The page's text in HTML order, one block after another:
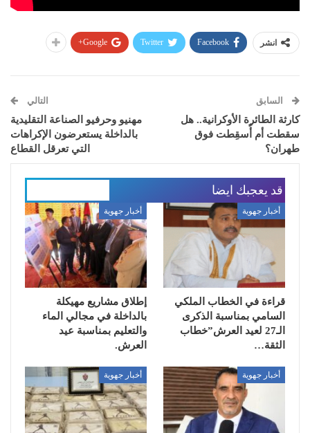
انشر Facebook
Twitter
Google+
السابق
كارثة الطائرة الأوكرانية.. هل
سقطت أم أُسقِطت فوق
طهران؟
التالي
مهنيو وحرفيو الصناعة التقليدية
بالداخلة يستعرضون الإكراهات
التي تعرقل القطاع
قد يعجبك ايضا
أخبار جهوية
قراءة في الخطاب الملكي
السامي بمناسبة الذكرى
الـ27 لعيد العرش”خطاب
الثقة…
أخبار جهوية
إطلاق مشاريع مهيكلة
بالداخلة في مجالي الماء
والتعليم بمناسبة عيد
العرش.
أخبار جهوية أخبار جهوية